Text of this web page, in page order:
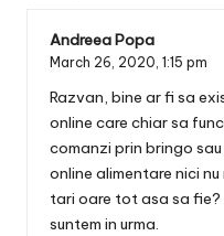
Andreea Popa
March 26, 2020, 1:15 pm
Razvan, bine ar fi sa
online care chiar sa
comanzi prin bringo
online alimentare nici
tari oare tot asa sa fie?
suntem in urma.